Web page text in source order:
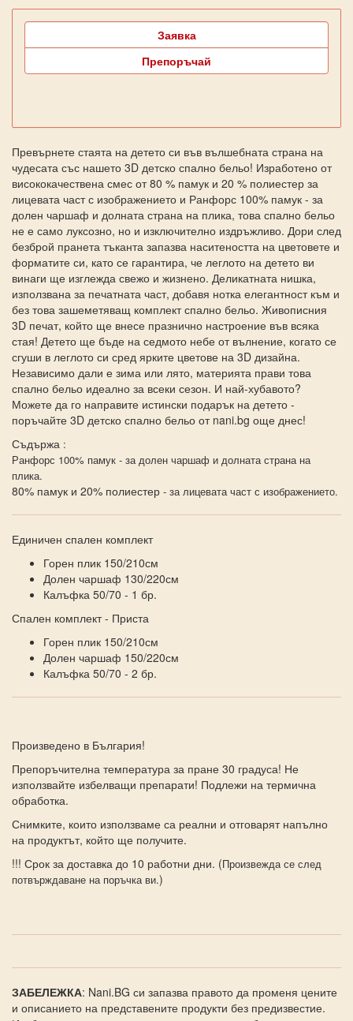
Заявка
Препоръчай
Превърнете стаята на детето си във вълшебната страна на
чудесата със нашето 3D детско спално бельо! Изработено от
висококачествена смес от 80 % памук и 20 % полиестер за
лицевата част с изображението и Ранфорс 100% памук - за
долен чаршаф и долната страна на плика, това спално бельо
не е само луксозно, но и изключително издръжливо. Дори след
безброй пранета тъканта запазва наситеността на цветовете и
форматите си, като се гарантира, че леглото на детето ви
винаги ще изглежда свежо и жизнено. Деликатната нишка,
използвана за печатната част, добавя нотка елегантност към и
без това зашеметяващ комплект спално бельо. Живописния
3D печат, който ще внесе празнично настроение във всяка
стая! Детето ще бъде на седмото небе от вълнение, когато се
сгуши в леглото си сред ярките цветове на 3D дизайна.
Независимо дали е зима или лято, материята прави това
спално бельо идеално за всеки сезон. И най-хубавото?
Можете да го направите истински подарък на детето -
поръчайте 3D детско спално бельо от nani.bg още днес!
Съдържа :
Ранфорс 100% памук - за долен чаршаф и долната страна на
плика.
80% памук и 20% полиестер - за лицевата част с изображението.
Единичен спален комплект
Горен плик 150/210см
Долен чаршаф 130/220см
Калъфка 50/70 - 1 бр.
Спален комплект - Приста
Горен плик 150/210см
Долен чаршаф 150/220см
Калъфка 50/70 - 2 бр.
Произведено в България!
Препоръчителна температура за пране 30 градуса! Не
използвайте избелващи препарати! Подлежи на термична
обработка.
Снимките, които използваме са реални и отговарят напълно
на продуктът, който ще получите.
!!! Срок за доставка до 10 работни дни. (Произвежда се след
потвърждаване на поръчка ви.)
ЗАБЕЛЕЖКА: Nani.BG си запазва правото да променя цените
и описанието на представените продукти без предизвестие.